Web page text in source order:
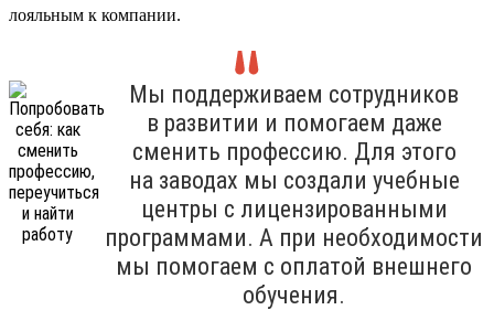
лояльным к компании.
Мы поддерживаем сотрудников
в развитии и помогаем даже
сменить профессию. Для этого
на заводах мы создали учебные
центры с лицензированными
программами. А при необходимости
мы помогаем с оплатой внешнего
обучения.